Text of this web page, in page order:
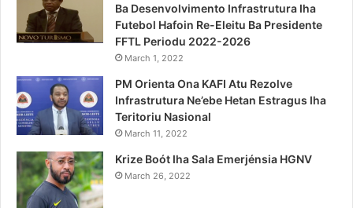
Ba Desenvolvimento Infrastrutura Iha
Futebol Hafoin Re-Eleitu Ba Presidente
FFTL Periodu 2022-2026
March 1, 2022
PM Orienta Ona KAFI Atu Rezolve
Infrastrutura Ne’ebe Hetan Estragus Iha
Teritoriu Nasional
March 11, 2022
Krize Boót Iha Sala Emerjénsia HGNV
March 26, 2022